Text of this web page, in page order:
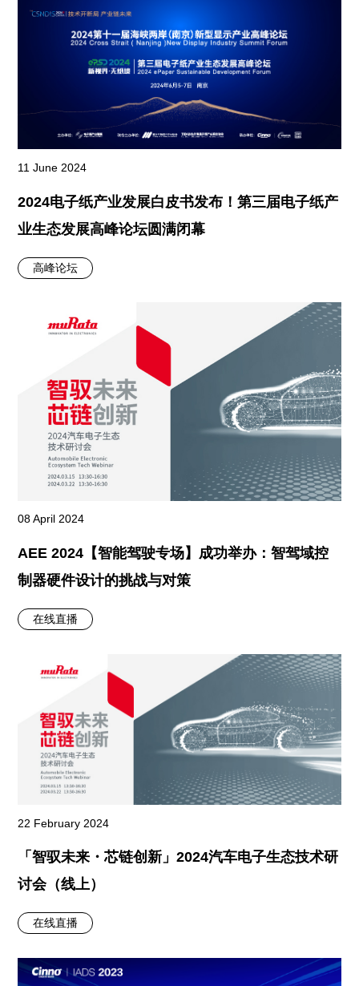
11 June 2024
2024电子纸产业发展白皮书发布！第三届电子纸产
业生态发展高峰论坛圆满闭幕
高峰论坛
08 April 2024
AEE 2024【智能驾驶专场】成功举办：智驾域控
制器硬件设计的挑战与对策
在线直播
22 February 2024
「智驭未来・芯链创新」2024汽车电子生态技术研
讨会（线上）
在线直播